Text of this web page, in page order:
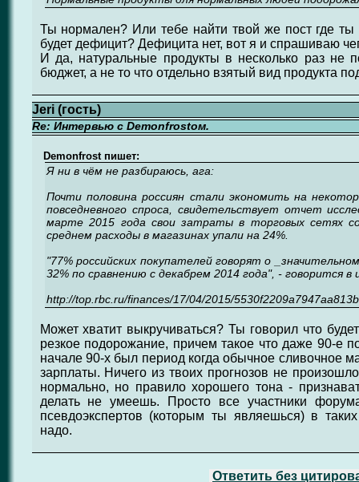
Ты нормален? Или тебе найти твой же пост где ты
будет дефицит? Дефицита нет, вот я и спрашиваю
И да, натуральные продукты в несколько раз не
бюджет, а не то что отдельно взятый вид продукта
Jeri (гость)
Re: Интервью с Demonfrostом.
Demonfrost пишет:
Я ни в чём не разбираюсь, ага:
Почти половина россиян стали экономить на
повседневного спроса, свидетельствует отчет
марте 2015 года свои затраты в торговых сетях
среднем расходы в магазинах упали на 24%.
"77% российских покупателей говорят о
32% по сравнению с декабрем 2014 года", - говорится в
http://top.rbc.ru/finances/17/04/2015/
Может хватит выкручиваться? Ты говорил что
резкое подорожание, причем такое что даже 90-е
начале 90-х был период когда обычное сливочное
зарплаты. Ничего из твоих прогнозов не
нормально, но правило хорошего тона -
делать не умеешь. Просто все участники
псевдоэкспертов (которым ты являешься) в
надо.
Ответить без